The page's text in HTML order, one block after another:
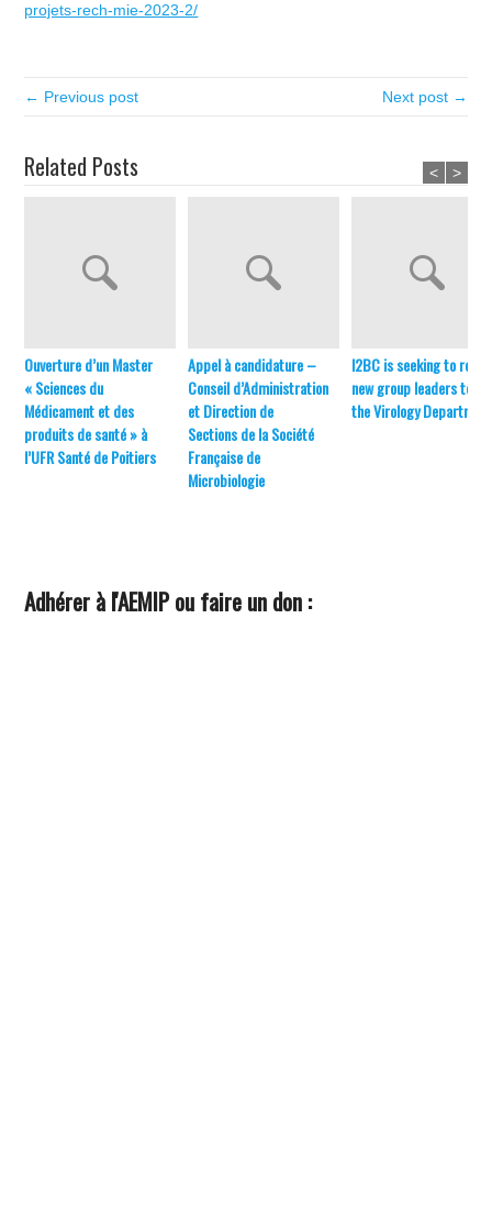
projets-rech-mie-2023-2/
← Previous post Next post →
Related Posts
Ouverture d’un Master
« Sciences du
Médicament et des
produits de santé » à
l’UFR Santé de Poitiers
Appel à candidature –
Conseil d’Administration
et Direction de
Sections de la Société
Française de
Microbiologie
I2BC is seeking to
new group leaders to
the Virology
< >
Adhérer à l'AEMIP ou faire un don :